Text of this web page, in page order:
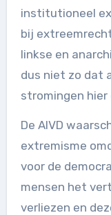
institutioneel
bij
linkse en
dus niet zo dat
stromingen hier
De AIVD
extremisme
voor de
mensen het
verliezen en